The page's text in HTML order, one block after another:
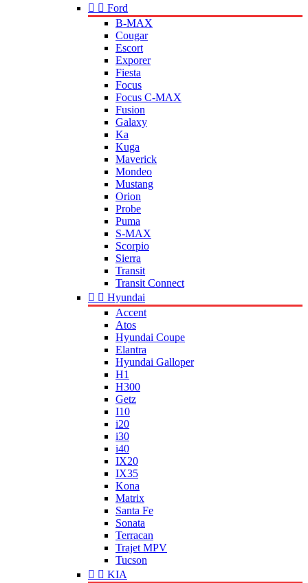
  Ford
B-MAX
Cougar
Escort
Exporer
Fiesta
Focus
Focus C-MAX
Fusion
Galaxy
Ka
Kuga
Maverick
Mondeo
Mustang
Orion
Probe
Puma
S-MAX
Scorpio
Sierra
Transit
Transit Connect
  Hyundai
Accent
Atos
Hyundai Coupe
Elantra
Hyundai Galloper
H1
H300
Getz
I10
i20
i30
i40
IX20
IX35
Kona
Matrix
Santa Fe
Sonata
Terracan
Trajet MPV
Tucson
  KIA